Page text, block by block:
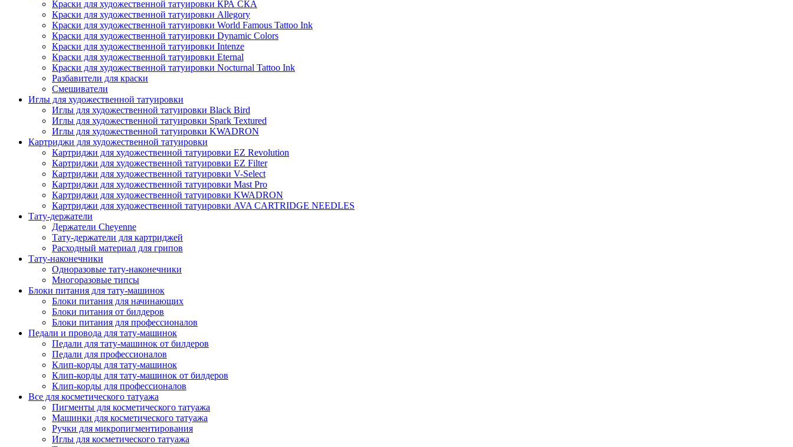
Краски для художественной татуировки КРА СКА
Краски для художественной татуировки Allegory
Краски для художественной татуировки World Famous Tattoo Ink
Краски для художественной татуировки Dynamic Colors
Краски для художественной татуировки Intenze
Краски для художественной татуировки Eternal
Краски для художественной татуировки Nocturnal Tattoo Ink
Разбавители для краски
Смешиватели
Иглы для художественной татуировки
Иглы для художественной татуировки Black Bird
Иглы для художественной татуировки Spark Textured
Иглы для художественной татуировки KWADRON
Картриджи для художественной татуировки
Картриджи для художественной татуировки EZ Revolution
Картриджи для художественной татуировки EZ Filter
Картриджи для художественной татуировки V-Select
Картриджи для художественной татуировки Mast Pro
Картриджи для художественной татуировки KWADRON
Картриджи для художественной татуировки AVA CARTRIDGE NEEDLES
Тату-держатели
Держатели Cheyenne
Тату-держатели для картриджей
Расходный материал для грипов
Тату-наконечники
Одноразовые тату-наконечники
Многоразовые типсы
Блоки питания для тату-машинок
Блоки питания для начинающих
Блоки питания от билдеров
Блоки питания для профессионалов
Педали и провода для тату-машинок
Педали для тату-машинок от билдеров
Педали для профессионалов
Клип-корды для тату-машинок
Клип-корды для тату-машинок от билдеров
Клип-корды для профессионалов
Все для косметического татуажа
Пигменты для косметического татуажа
Машинки для косметического татуажа
Ручки для микропигментирования
Иглы для косметического татуажа